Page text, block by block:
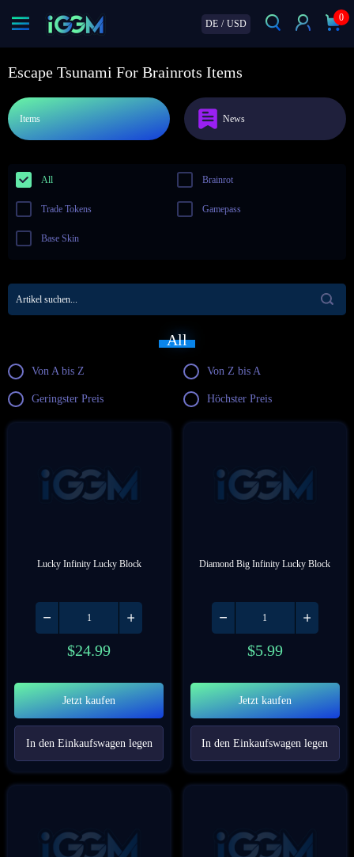
DE / USD
0
Escape Tsunami For Brainrots Items
Items News
All Brainrot
Trade Tokens Gamepass
Base Skin
All
Von A bis Z Von Z bis A
Geringster Preis Höchster Preis
Lucky Infinity Lucky Block
$24.99
Jetzt kaufen
In den Einkaufswagen legen
Diamond Big Infinity Lucky Block
$5.99
Jetzt kaufen
In den Einkaufswagen legen